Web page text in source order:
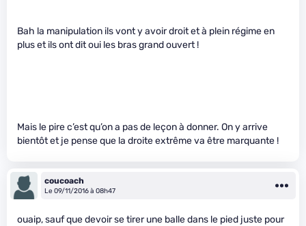
Bah la manipulation ils vont y avoir droit et à plein régime en
plus et ils ont dit oui les bras grand ouvert !
Mais le pire c’est qu’on a pas de leçon à donner. On y arrive
bientôt et je pense que la droite extrême va être marquante !
coucoach
Le 09/11/2016 à 08h47
ouaip, sauf que devoir se tirer une balle dans le pied juste pour